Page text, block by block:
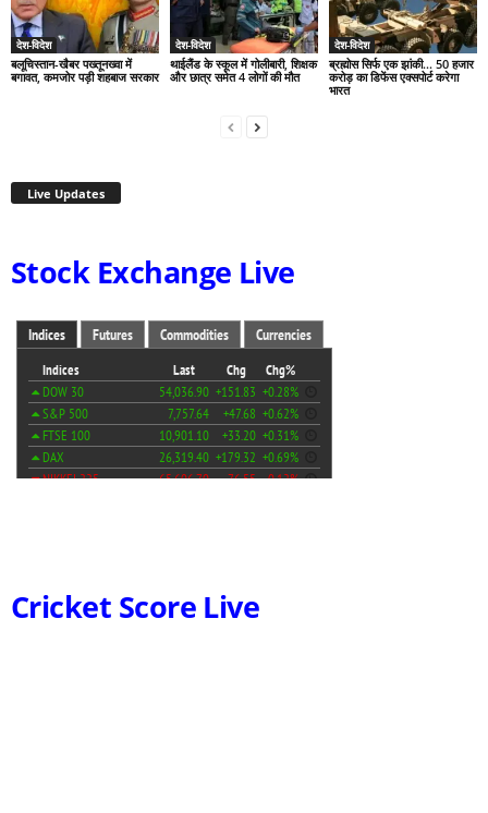
देश-विदेश
बलूचिस्तान-खैबर पख्तूनख्वा में
बगावत, कमजोर पड़ी शहबाज सरकार
देश-विदेश
थाईलैंड के स्कूल में गोलीबारी, शिक्षक
और छात्र समेत 4 लोगों की मौत
देश-विदेश
ब्रह्मोस सिर्फ एक झांकी… 50 हजार
करोड़ का डिफेंस एक्सपोर्ट करेगा
भारत
Live Updates
Stock Exchange Live
Cricket Score Live